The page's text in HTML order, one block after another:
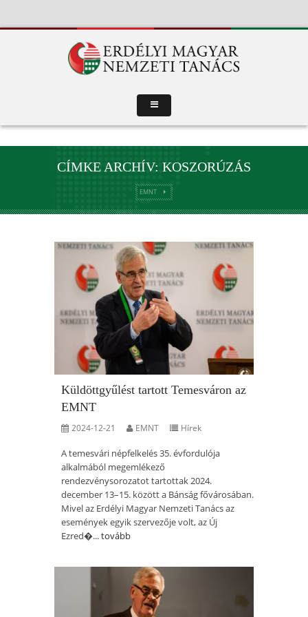
CÍMKE ARCHÍV: KOSZORÚZÁS
EMNT
Küldöttgyűlést tartott Temesváron az
EMNT
2024-12-21 EMNT Hírek
A temesvári népfelkelés 35. évfordulója
alkalmából megemlékező
rendezvénysorozatot tartottak 2024.
december 13–15. között a Bánság fővárosában.
Mivel az Erdélyi Magyar Nemzeti Tanács az
események egyik szervezője volt, az Új
Ezred�...tovább